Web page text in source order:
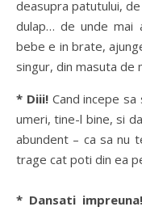
deasupra patutului,
dulap… de unde mai
bebe e in brate,
singur, din masuta de
* Diii!Cand incepe sa
umeri, tine-l bine, si
abundent – ca sa nu
trage cat poti din ea
* Dansati impreuna!